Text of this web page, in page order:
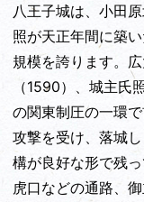
八王子城は、小田
照が天正年間に築
規模を誇ります。
（1590）、城主氏
の関東制圧の一環
攻撃を受け、落城
構が良好な形で残
虎口などの通路、